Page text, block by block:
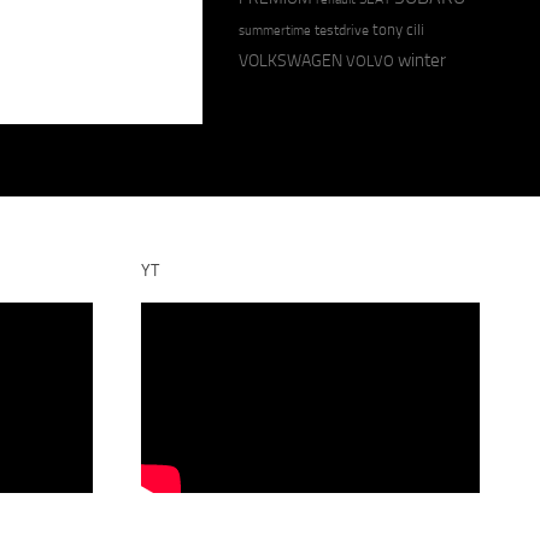
summertime testdrive tony cili
VOLKSWAGEN VOLVO winter
YT